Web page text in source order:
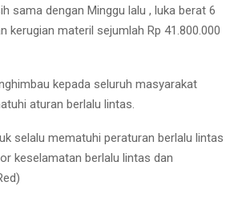
sama dengan Minggu lalu , luka berat 6
kerugian materil sejumlah Rp 41.800.000
kepada seluruh masyarakat
aturan berlalu lintas.
selalu mematuhi peraturan berlalu lintas
keselamatan berlalu lintas dan